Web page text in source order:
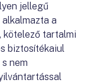
jellegű
a
kötelező tartalmi
biztosítékaiul
nem